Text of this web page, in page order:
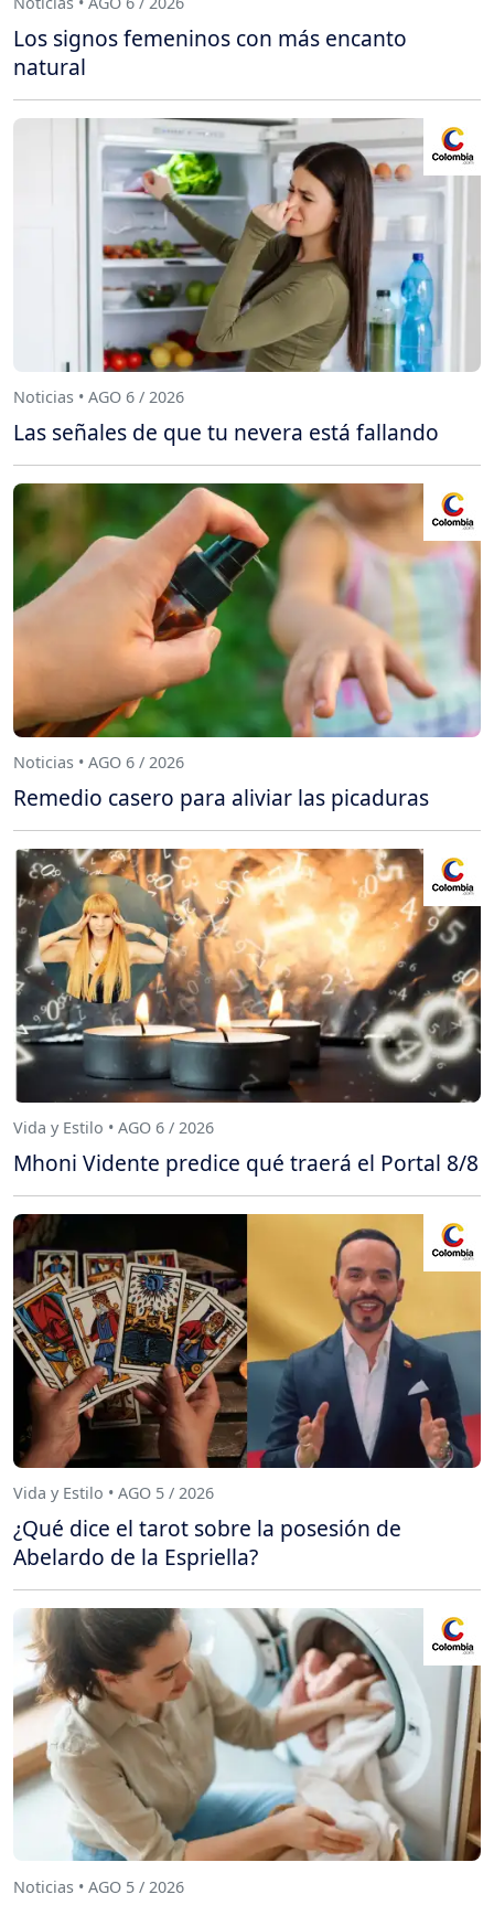
Los signos femeninos con más encanto
natural
Noticias • AGO 6 / 2026
Las señales de que tu nevera está fallando
Noticias • AGO 6 / 2026
Remedio casero para aliviar las picaduras
Vida y Estilo • AGO 6 / 2026
Mhoni Vidente predice qué traerá el Portal 8/8
Vida y Estilo • AGO 5 / 2026
¿Qué dice el tarot sobre la posesión de
Abelardo de la Espriella?
Noticias • AGO 5 / 2026